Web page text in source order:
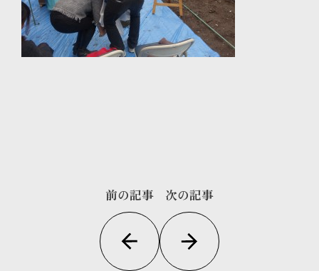
前の記事 次の記事